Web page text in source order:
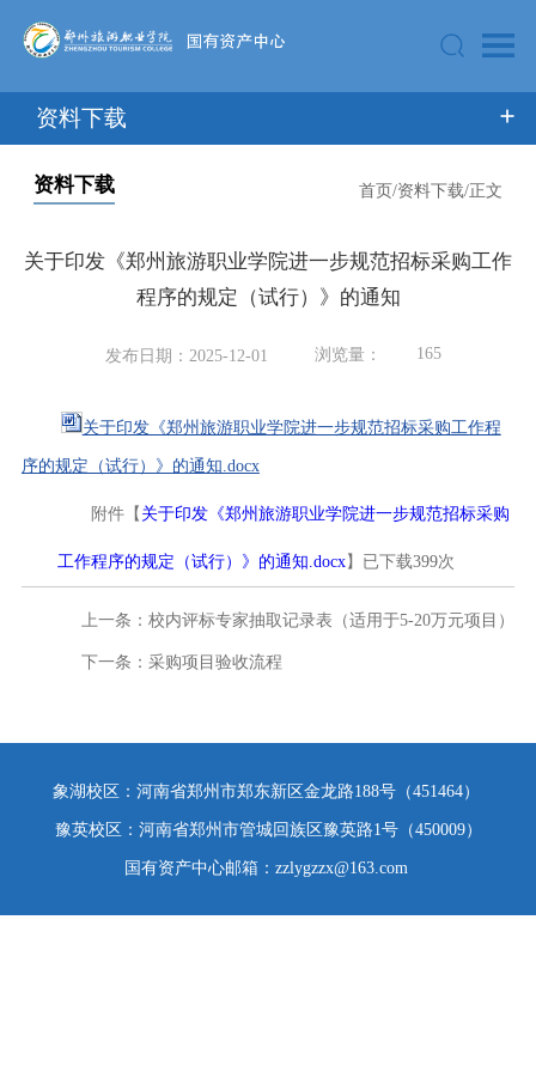
资料下载
资料下载 首页/资料下载/正文
关于印发《郑州旅游职业学院进一步规范招标采购工作
程序的规定（试行）》的通知
发布日期：2025-12-01 浏览量： 165
关于印发《郑州旅游职业学院进一步规范招标采购工作程
序的规定（试行）》的通知.docx
附件【 关于印发《郑州旅游职业学院进一步规范招标采购
工作程序的规定（试行）》的通知.docx】已下载399次
上一条：校内评标专家抽取记录表（适用于5-20万元项目）
下一条：采购项目验收流程
象湖校区：河南省郑州市郑东新区金龙路188号（451464）
豫英校区：河南省郑州市管城回族区豫英路1号（450009）
国有资产中心邮箱：zzlygzzx@163.com